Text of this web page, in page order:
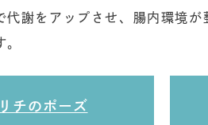
謝をアップさせ、腸内環境
チのポーズ